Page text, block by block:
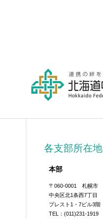
各支部所在地
本部
〒060-0001 札幌市
中央区北1条西7丁目
プレスト1・7ビル3階
TEL：(011)231-1919